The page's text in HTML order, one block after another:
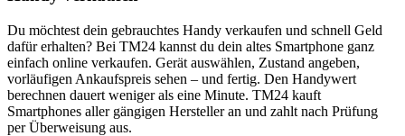
Du möchtest dein gebrauchtes Handy verkaufen und schnell Geld
dafür erhalten? Bei TM24 kannst du dein altes Smartphone ganz
einfach online verkaufen. Gerät auswählen, Zustand angeben,
vorläufigen Ankaufspreis sehen – und fertig. Den Handywert
berechnen dauert weniger als eine Minute. TM24 kauft
Smartphones aller gängigen Hersteller an und zahlt nach Prüfung
per Überweisung aus.